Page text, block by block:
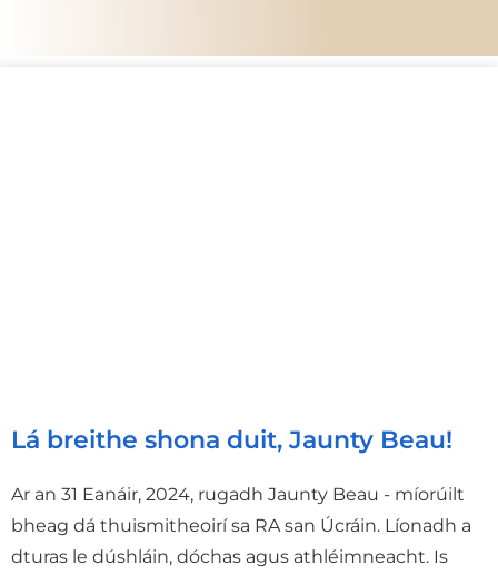
Lá breithe shona duit, Jaunty Beau!
Ar an 31 Eanáir, 2024, rugadh Jaunty Beau - míorúilt
bheag dá thuismitheoirí sa RA san Úcráin. Líonadh a
dturas le dúshláin, dóchas agus athléimneacht. Is